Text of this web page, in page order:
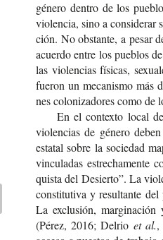
Anterior
géne­ro den­tro de los
vio­len­cia, sino a con­si­de­rar
ción. No obs­tan­te, a pesar
acuer­do entre los pue­blos
las vio­len­cias físi­cas,
fue­ron un meca­nis­mo más
nes colo­ni­za­do­res como de
En el con­tex­to local
vio­len­cias de géne­ro
esta­tal sobre la socie­dad
vin­cu­la­das estre­cha­men­te
quis­ta del Desier­to”. La
cons­ti­tu­ti­va y resul­tan­te del
La exclu­sión, mar­gi­na­ción
(Pérez, 2016; Delrio et al.,